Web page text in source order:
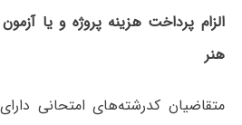
الزام پرداخت هزینه پروژه و یا
هنر
متقاضیان کدرشته‌های امتحانی